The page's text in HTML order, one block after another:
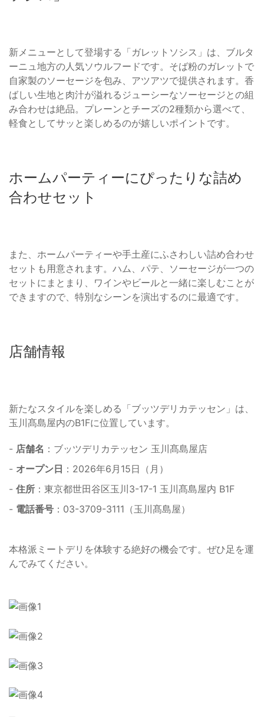
新メニューとして登場する「ガレットソシス」は、ブルタ
ーニュ地方の人気ソウルフードです。そば粉のガレットで
自家製のソーセージを包み、アツアツで提供されます。香
ばしい生地と肉汁が溢れるジューシーなソーセージとの組
み合わせは絶品。プレーンとチーズの2種類から選べて、
軽食としてサッと楽しめるのが嬉しいポイントです。
ホームパーティーにぴったりな詰め
合わせセット
また、ホームパーティーや手土産にふさわしい詰め合わせ
セットも用意されます。ハム、パテ、ソーセージが一つの
セットにまとまり、ワインやビールと一緒に楽しむことが
できますので、特別なシーンを演出するのに最適です。
店舗情報
新たなスタイルを楽しめる「ブッツデリカテッセン」は、
玉川髙島屋内のB1Fに位置しています。
- 店舗名 ：ブッツデリカテッセン 玉川髙島屋店
- オープン日 ：2026年6月15日（月）
- 住所 ：東京都世田谷区玉川3-17-1 玉川髙島屋内 B1F
- 電話番号 ：03-3709-3111（玉川髙島屋）
本格派ミートデリを体験する絶好の機会です。ぜひ足を運
んでみてください。